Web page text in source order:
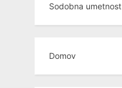
Sodobna umetnost
Domov